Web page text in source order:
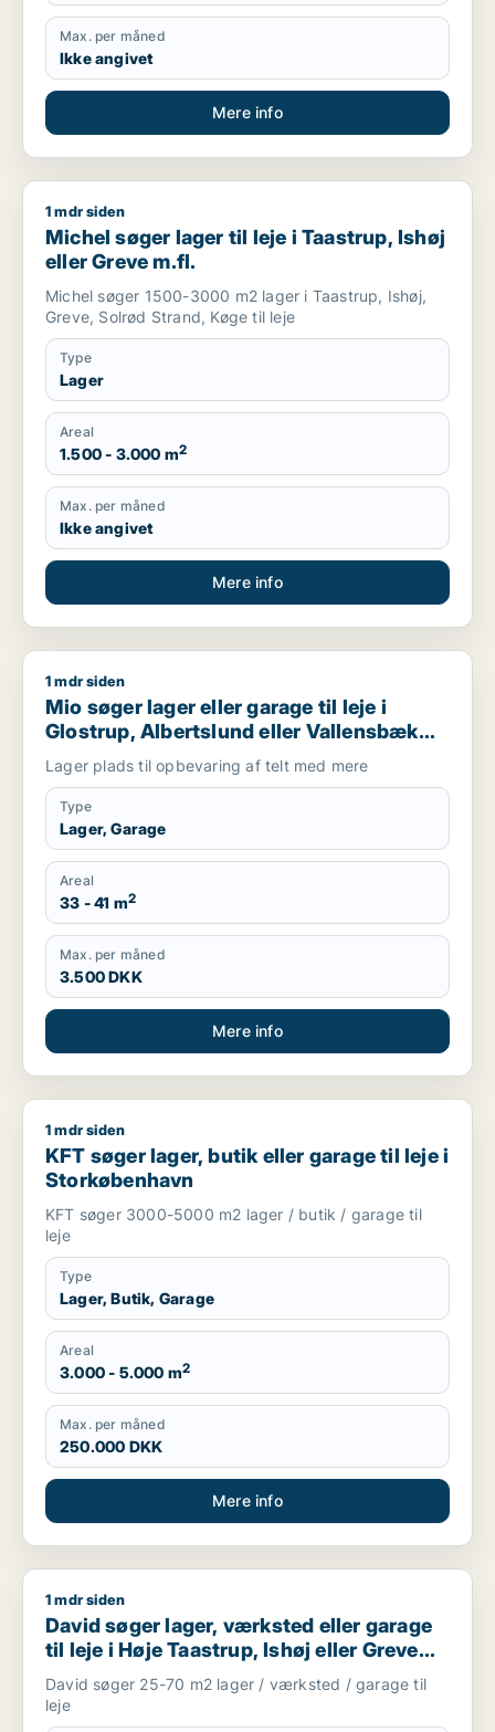
Max. per måned
Ikke angivet
Mere info
Michel søger lager til leje i Taastrup, Ishøj eller Greve m.fl.
1 mdr siden
Michel søger lager til leje i Taastrup, Ishøj
eller Greve m.fl.
Michel søger 1500-3000 m2 lager i Taastrup, Ishøj,
Greve, Solrød Strand, Køge til leje
Type
Lager
Areal
1.500 - 3.000 m2
Max. per måned
Ikke angivet
Mere info
Mio søger lager eller garage til leje i Glostrup, Albertslund
1 mdr siden
Mio søger lager eller garage til leje i
Glostrup, Albertslund eller Vallensbæk
m.fl.
Lager plads til opbevaring af telt med mere
Type
Lager, Garage
Areal
33 - 41 m2
Max. per måned
3.500 DKK
Mere info
KFT søger lager, butik eller garage til leje i Storkøbenhavn
1 mdr siden
KFT søger lager, butik eller garage til leje i
Storkøbenhavn
KFT søger 3000-5000 m2 lager / butik / garage til
leje
Type
Lager, Butik, Garage
Areal
3.000 - 5.000 m2
Max. per måned
250.000 DKK
Mere info
David søger lager, værksted eller garage til leje i Høje
1 mdr siden
David søger lager, værksted eller garage
til leje i Høje Taastrup, Ishøj eller Greve
m.fl.
David søger 25-70 m2 lager / værksted / garage til
leje